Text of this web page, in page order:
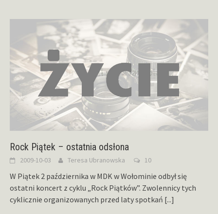
Rock Piątek – ostatnia odsłona
2009-10-03 Teresa Ubranowska 10
W Piątek 2 października w MDK w Wołominie odbył się
ostatni koncert z cyklu „Rock Piątków”. Zwolennicy tych
cyklicznie organizowanych przed laty spotkań [...]